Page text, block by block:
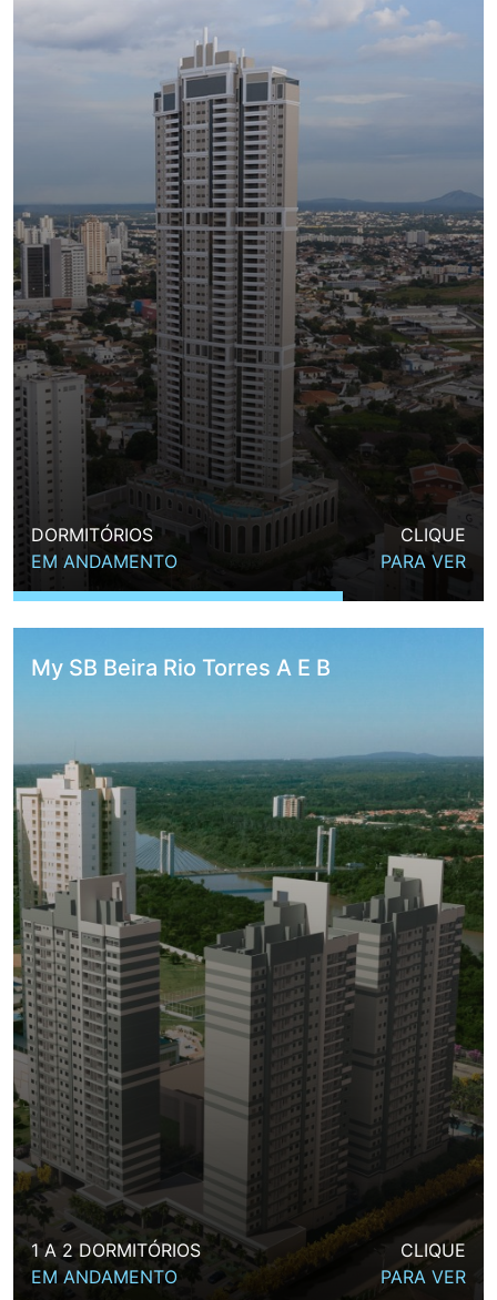
DORMITÓRIOS
EM ANDAMENTO
CLIQUE
PARA VER
My SB Beira Rio Torres A E B
1 A 2 DORMITÓRIOS
EM ANDAMENTO
CLIQUE
PARA VER